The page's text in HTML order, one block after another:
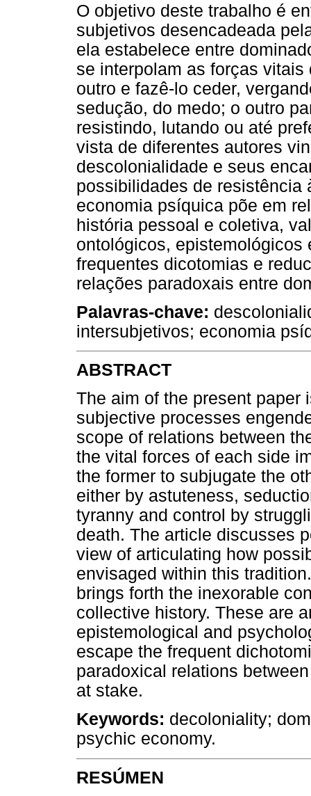
O objetivo deste trabalho é
subjetivos desencadeada
ela estabelece entre
se interpolam as forças
outro e fazê-lo ceder,
sedução, do medo; o outro
resistindo, lutando ou até
vista de diferentes autores
descolonialidade e seus
possibilidades de resistência
economia psíquica põe em
história pessoal e coletiva,
ontológicos,
frequentes dicotomias e
relações paradoxais entre
Palavras-chave:
intersubjetivos; economia
ABSTRACT
The aim of the present paper
subjective processes
scope of relations between
the vital forces of each side
the former to subjugate the
either by astuteness,
tyranny and control by
death. The article discusses
view of articulating how
envisaged within this
brings forth the inexorable
collective history. These are
epistemological and
escape the frequent
paradoxical relations
at stake.
Keywords: decoloniality;
psychic economy.
RESÚMEN